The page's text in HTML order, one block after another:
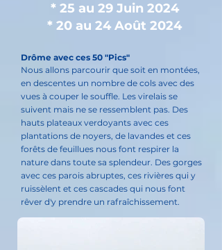
* 25 au 29 Juin 2024
* 20 au 24 Août 2024
Drôme avec ces 50 "Pics"
Nous allons parcourir que soit en montées,
en descentes un nombre de cols avec des
vues à couper le souffle. Les virelais se
suivent mais ne se ressemblent pas. Des
hauts plateaux verdoyants avec ces
plantations de noyers, de lavandes et ces
forêts de feuillues nous font respirer la
nature dans toute sa splendeur. Des gorges
avec ces parois abruptes, ces rivières qui y
ruissèlent et ces cascades qui nous font
rêver d'y prendre un rafraîchissement.